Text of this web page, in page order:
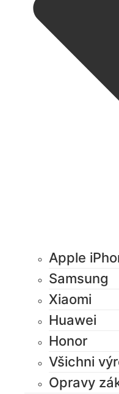
Apple
Samsung
Xiaomi
Huawei
Honor
Všichni
Opravy